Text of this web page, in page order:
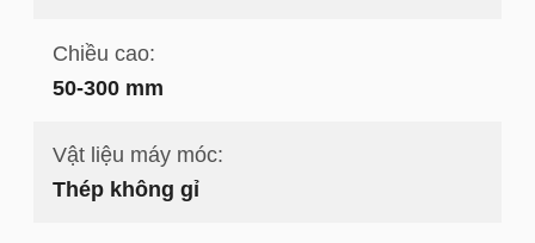
Chiều cao:
50-300 mm
Vật liệu máy móc:
Thép không gỉ